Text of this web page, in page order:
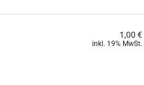
1,00 €
inkl. 19% MwSt.